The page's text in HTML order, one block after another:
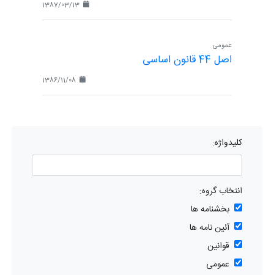
عمومی
اصل 44 قانون اساسی
کلیدواژه:
انتخاب گروه:
بخشنامه ها
آئین نامه ها
قوانین
عمومی